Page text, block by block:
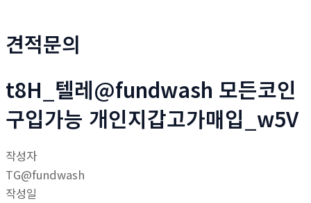
견적문의
t8H_텔레@fundwash 모든코인
구입가능 개인지갑고가매입_w5V
작성자
TG@fundwash
작성일